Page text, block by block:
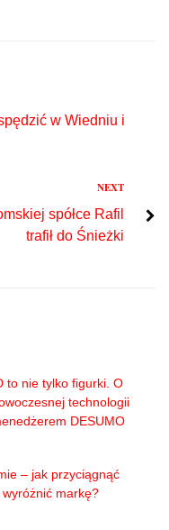
w Wiedniu i
NEXT
spółce Rafil
trafił do Śnieżki
to nie tylko figurki. O
technologii
DESUMO
– jak przyciągnąć
markę?